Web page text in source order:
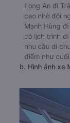
Long An đi
cao nhờ đội
Mạnh Hùng
có lịch trình
nhu cầu di
điểm như
b. Hình ảnh xe